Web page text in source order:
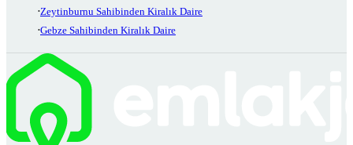
Zeytinburnu Sahibinden Kiralık Daire
Gebze Sahibinden Kiralık Daire